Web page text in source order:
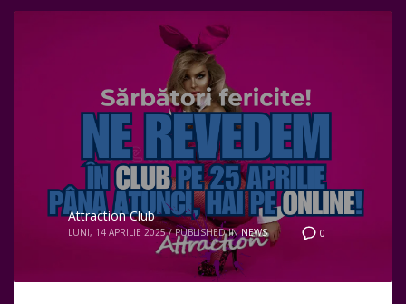
0
Attraction Club
LUNI, 14 APRILIE 2025 / PUBLISHED IN NEWS